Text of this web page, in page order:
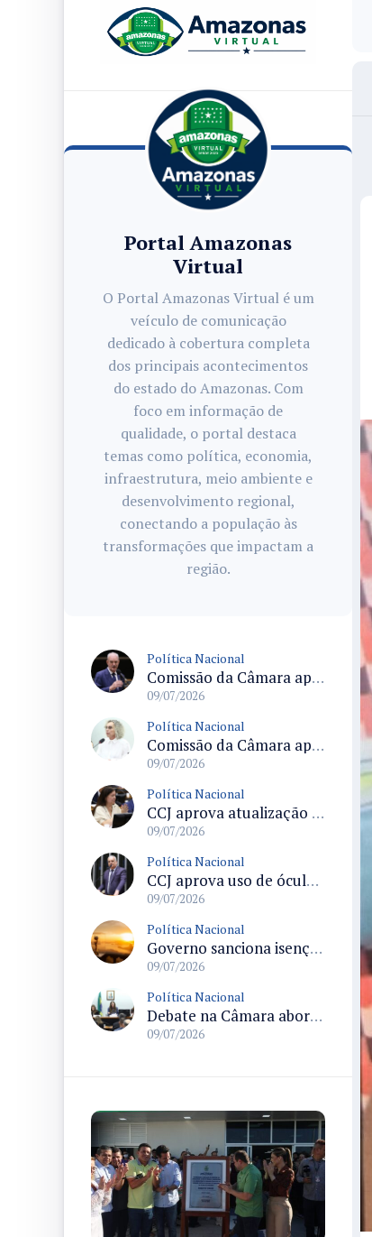
Portal Amazonas
Virtual
O Portal Amazonas Virtual é um
veículo de comunicação
dedicado à cobertura completa
dos principais acontecimentos
do estado do Amazonas. Com
foco em informação de
qualidade, o portal destaca
temas como política, economia,
infraestrutura, meio ambiente e
desenvolvimento regional,
conectando a população às
transformações que impactam a
região.
Política Nacional
Comissão da Câmara aprova sinalização de atendimento prioritário com símbolos e descrições para diversas deficiências
09/07/2026
Política Nacional
Comissão da Câmara aprova criação da Política Nacional de Saúde na Escola com adesão facultativa às redes privadas
09/07/2026
Política Nacional
CCJ aprova atualização vacinal em todas as oportunidades de contato no sistema público de saúde
09/07/2026
Política Nacional
CCJ aprova uso de óculos biópticos no processo de obtenção da Carteira Nacional de Habilitação para pessoas com deficiência
09/07/2026
Política Nacional
Governo sanciona isenção do ISS para empresas que organizarem a Copa do Mundo Feminina 2027 em oito cidades
09/07/2026
Política Nacional
Debate na Câmara aborda fim das licenciaturas EaD e efeitos no acesso à educação em áreas afastadas
09/07/2026